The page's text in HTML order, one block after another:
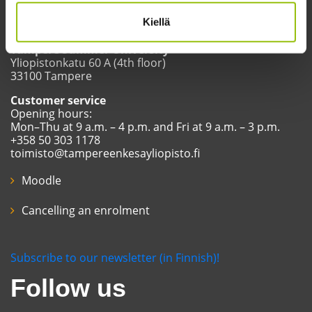
Kiellä
Tampere Summer University
Yliopistonkatu 60 A (4th floor)
33100 Tampere
Customer service
Opening hours:
Mon–Thu at 9 a.m. – 4 p.m. and Fri at 9 a.m. – 3 p.m.
+358 50 303 1178
toimisto@tampereenkesayliopisto.fi
Moodle
Cancelling an enrolment
Subscribe to our newsletter (in Finnish)!
Follow us